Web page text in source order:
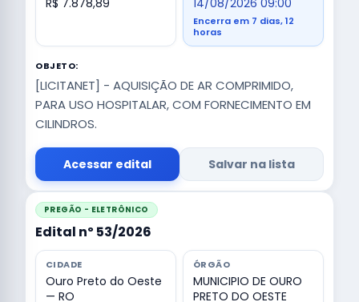
R$ 7.878,89 14/08/2026 09:00
Encerra em 7 dias, 12
horas
OBJETO:
[LICITANET] - AQUISIÇÃO DE AR COMPRIMIDO,
PARA USO HOSPITALAR, COM FORNECIMENTO EM
CILINDROS.
Acessar edital Salvar na lista
PREGÃO - ELETRÔNICO
Edital nº 53/2026
CIDADE
Ouro Preto do Oeste
— RO
ÓRGÃO
MUNICIPIO DE OURO
PRETO DO OESTE